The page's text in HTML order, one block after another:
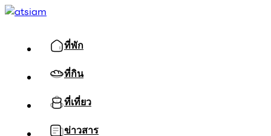
ที่พัก
ที่กิน
ที่เที่ยว
ข่าวสาร